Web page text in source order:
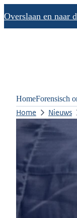
Overslaan en naar
HomeForensisch
Home Nieuws